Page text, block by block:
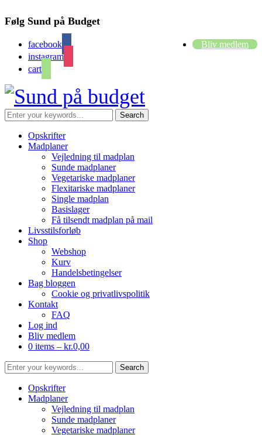
Følg Sund på Budget
facebook
instagram
cart
Bliv medlem
Opskrifter
Madplaner
Vejledning til madplan
Sunde madplaner
Vegetariske madplaner
Flexitariske madplaner
Single madplan
Basislager
Få tilsendt madplan på mail
Livsstilsforløb
Shop
Webshop
Kurv
Handelsbetingelser
Bag bloggen
Cookie og privatlivspolitik
Kontakt
FAQ
Log ind
Bliv medlem
0 items – kr.0,00
Opskrifter
Madplaner
Vejledning til madplan
Sunde madplaner
Vegetariske madplaner